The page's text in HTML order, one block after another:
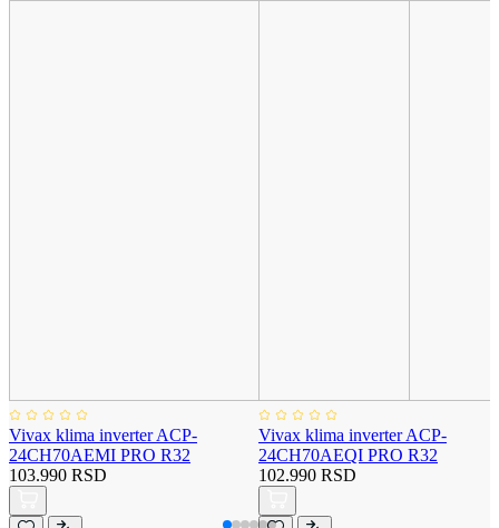
Vivax klima inverter ACP-
24CH70AEMI PRO R32
103.990 RSD
Vivax klima inverter ACP-
24CH70AEQI PRO R32
102.990 RSD